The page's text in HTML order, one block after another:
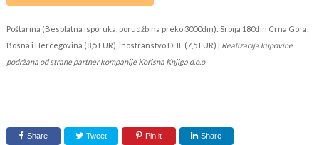
Poštarina (Besplatna isporuka, porudžbina preko 3000din): Srbija 180din Crna Gora,
Bosna i Hercegovina (8,5 EUR), inostranstvo DHL (7,5 EUR) | Realizacija kupovine
podržana od strane partner kompanije Korisna Knjiga d.o.o
Share Tweet Pin it Share